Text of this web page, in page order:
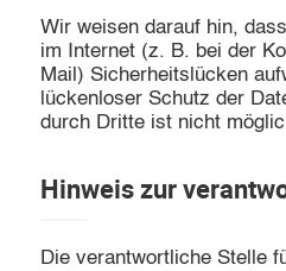
Wir weisen darauf hin,
im Internet (z. B. bei der
Mail) Sicherheitslücken
lückenloser Schutz der
durch Dritte ist nicht
Hinweis zur
Die verantwortliche Stelle